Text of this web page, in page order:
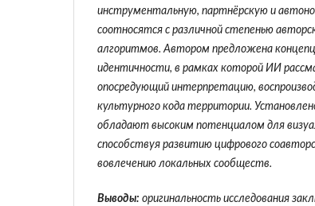
инструментальную, партнёрскую и
соотносятся с различной степенью
алгоритмов. Автором предложена
идентичности, в рамках которой ИИ
опосредующий интерпретацию,
культурного кода территории.
обладают высоким потенциалом для
способствуя развитию цифрового
вовлечению локальных сообществ.
Выводы: оригинальность исследования